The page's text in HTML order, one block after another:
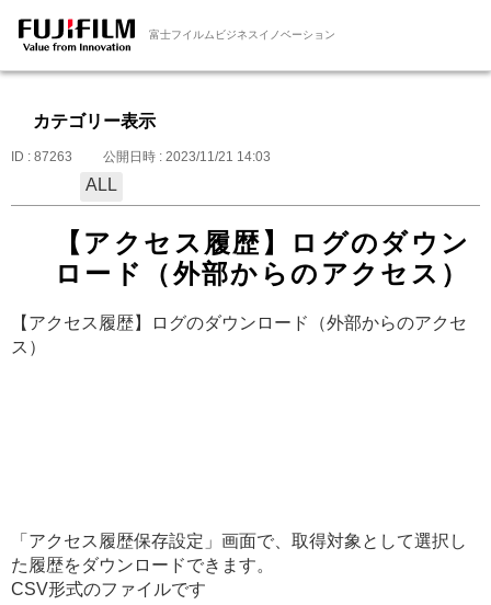
富士フイルムビジネスイノベーション
カテゴリー表示
ID : 87263 公開日時 : 2023/11/21 14:03
ALL
【アクセス履歴】ログのダウン
ロード（外部からのアクセス）
【アクセス履歴】ログのダウンロード（外部からのアクセ
ス）
「アクセス履歴保存設定」画面で、取得対象として選択し
た履歴をダウンロードできます。
CSV形式のファイルです